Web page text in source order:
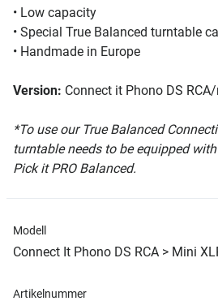
• Low capacity
• Special True Balanced turntable
• Handmade in Europe
Version: Connect it Phono DS
*To use our True Balanced
turntable needs to be equipped
Pick it PRO Balanced.
Modell
Connect It Phono DS RCA > Mini
Artikelnummer